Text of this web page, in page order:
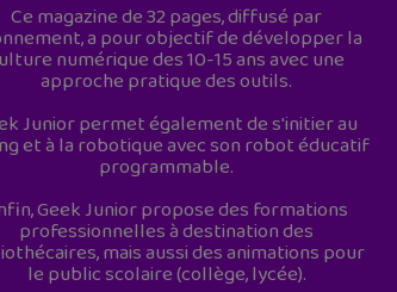
Ce magazine de 32 pages, diffusé par
a pour objectif de développer la
numérique des 10-15 ans avec une
approche pratique des outils.
Junior permet également de s'initier au
et à la robotique avec son robot éducatif
programmable.
Geek Junior propose des formations
professionnelles à destination des
mais aussi des animations pour
le public scolaire (collège, lycée).